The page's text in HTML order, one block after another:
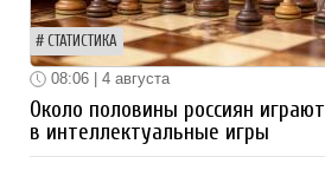
СТАТИСТИКА
08:06 | 4 августа
Около половины россиян играют
в интеллектуальные игры